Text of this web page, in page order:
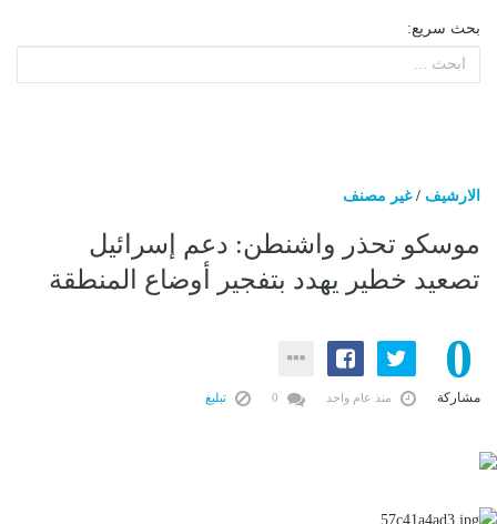
بحث سريع:
الارشيف /غير مصنف
موسكو تحذر واشنطن: دعم إسرائيل
تصعيد خطير يهدد بتفجير أوضاع المنطقة
0
مشاركة منذ عام واحد تبليغ